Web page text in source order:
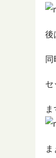
後
セ